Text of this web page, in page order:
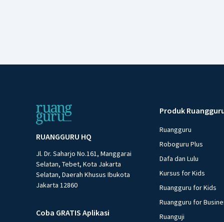
RUANGGURU HQ
Jl. Dr. Saharjo No.161, Manggarai
Selatan, Tebet, Kota Jakarta
Selatan, Daerah Khusus Ibukota
Jakarta 12860
Coba GRATIS Aplikasi
Produk
Ruangguru
Roboguru Plus
Dafa dan Lulu
Kursus for Kids
Ruangguru for Kids
Ruangguru for
Ruanguji